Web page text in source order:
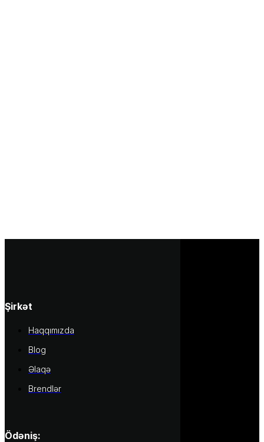
Şirkət
Haqqımızda
Blog
Əlaqə
Brendlər
Ödəniş: